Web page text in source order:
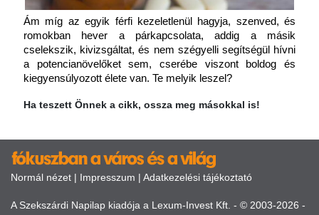
Ám míg az egyik férfi kezeletlenül hagyja, szenved, és
romokban hever a párkapcsolata, addig a másik
cselekszik, kivizsgáltat, és nem szégyelli segítségül hívni
a potencianövelőket sem, cserébe viszont boldog és
kiegyensúlyozott élete van. Te melyik leszel?
Ha teszett Önnek a cikk, ossza meg másokkal is!
Normál nézet | Impresszum | Adatkezelési tájékoztató
A Szekszárdi Napilap kiadója a Lexum-Invest Kft. - © 2003-2026 -